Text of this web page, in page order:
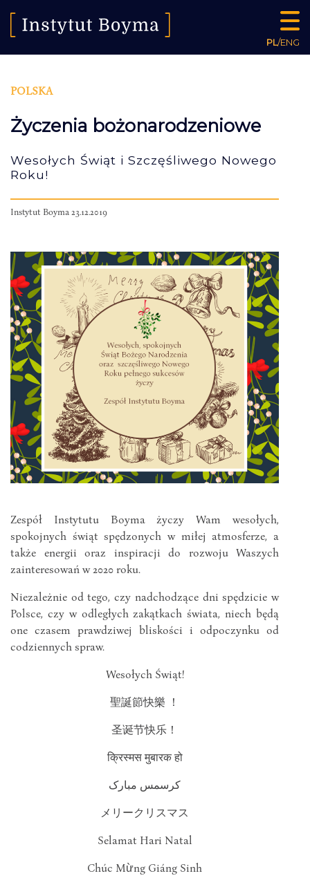
PL/ENG
POLSKA
Życzenia bożonarodzeniowe
Wesołych Świąt i Szczęśliwego Nowego
Roku!
Instytut Boyma 23.12.2019
Zespół Instytutu Boyma życzy Wam wesołych,
spokojnych świąt spędzonych w miłej atmosferze, a
także energii oraz inspiracji do rozwoju Waszych
zainteresowań w 2020 roku.
Niezależnie od tego, czy nadchodzące dni spędzicie w
Polsce, czy w odległych zakątkach świata, niech będą
one czasem prawdziwej bliskości i odpoczynku od
codziennych spraw.
Wesołych Świąt!
聖誕節快樂 ！
圣诞节快乐！
क्रिस्मस मुबारक हो
کرسمس مبارک
メリークリスマス
Selamat Hari Natal
Chúc Mừng Giáng Sinh